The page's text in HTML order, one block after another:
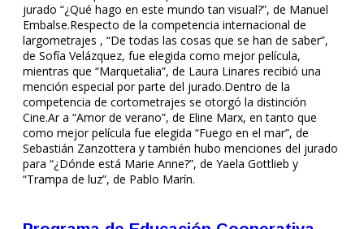
jurado “¿Qué hago en este mundo tan visual?”, de Manuel
Embalse.Respecto de la competencia internacional de
largometrajes , “De todas las cosas que se han de saber”,
de Sofía Velázquez, fue elegida como mejor película,
mientras que “Marquetalia”, de Laura Linares recibió una
mención especial por parte del jurado.Dentro de la
competencia de cortometrajes se otorgó la distinción
Cine.Ar a “Amor de verano”, de Eline Marx, en tanto que
como mejor película fue elegida “Fuego en el mar”, de
Sebastián Zanzottera y también hubo menciones del jurado
para “¿Dónde está Marie Anne?”, de Yaela Gottlieb y
“Trampa de luz”, de Pablo Marín.